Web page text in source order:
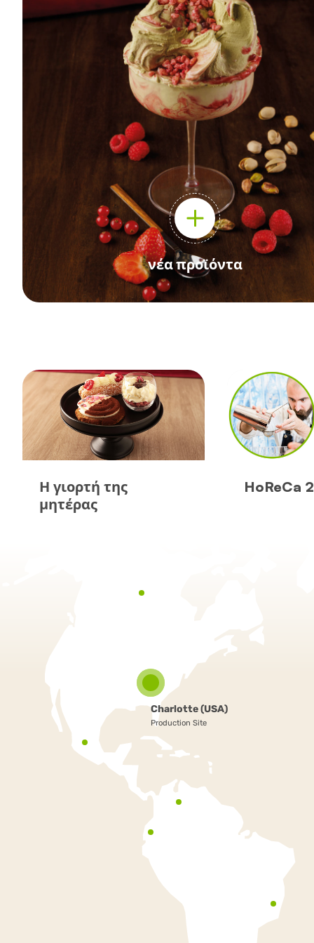
νέα προϊόντα
Η γιορτή της
μητέρας
HoReCa
Charlotte (USA)
Production Site